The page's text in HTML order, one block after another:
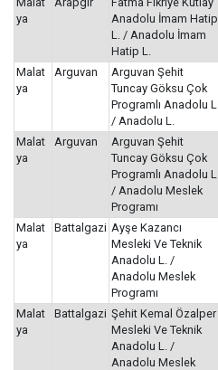
ya
Anadolu İmam Hatip
L. / Anadolu İmam
Hatip L.
Malat
ya
Arguvan
Arguvan Şehit
Tuncay Göksu Çok
Programlı Anadolu L.
/ Anadolu L.
Malat
ya
Arguvan
Arguvan Şehit
Tuncay Göksu Çok
Programlı Anadolu L.
/ Anadolu Meslek
Programı
Malat
ya
Battalgazi Ayşe Kazancı
Mesleki Ve Teknik
Anadolu L. /
Anadolu Meslek
Programı
Malat
ya
Battalgazi Şehit Kemal Özalper
Mesleki Ve Teknik
Anadolu L. /
Anadolu Meslek